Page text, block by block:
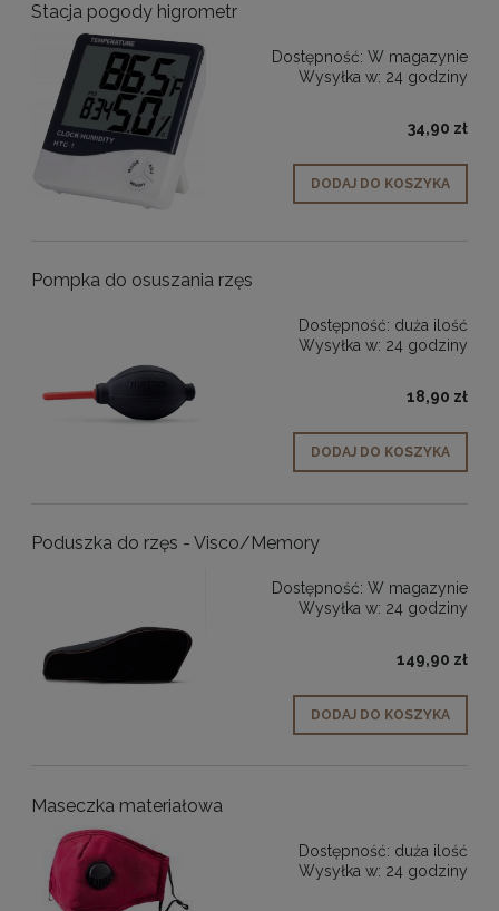
Stacja pogody higrometr
Dostępność: W magazynie
Wysyłka w: 24 godziny
34,90 zł
DODAJ DO KOSZYKA
Pompka do osuszania rzęs
Dostępność: duża ilość
Wysyłka w: 24 godziny
18,90 zł
DODAJ DO KOSZYKA
Poduszka do rzęs - Visco/Memory
Dostępność: W magazynie
Wysyłka w: 24 godziny
149,90 zł
DODAJ DO KOSZYKA
Maseczka materiałowa
Dostępność: duża ilość
Wysyłka w: 24 godziny